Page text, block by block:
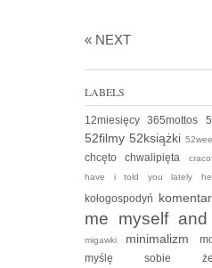
« NEXT
LABELS
12miesięcy365mottos
52filmy 52książki
chcętochwalipięta
have i told you lately
kołogospodyń
me myself
migawki minimalizm
myślę